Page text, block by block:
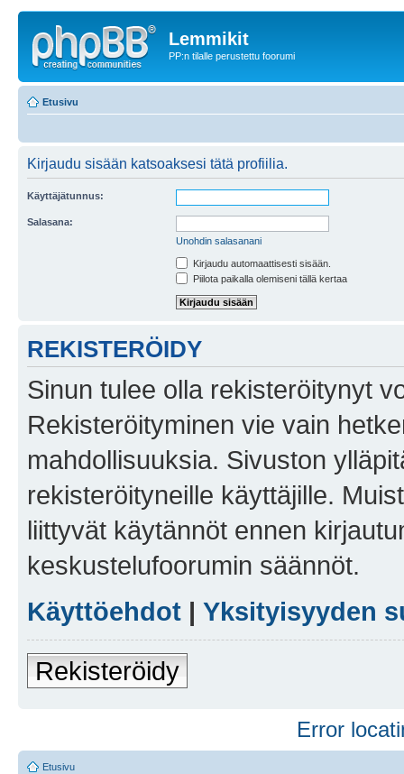
Lemmikit
PP:n tilalle perustettu foorumi
Etusivu
Kirjaudu sisään katsoaksesi tätä profiilia.
Käyttäjätunnus:
Salasana:
Unohdin salasanani
Kirjaudu automaattisesti sisään.
Piilota paikalla olemiseni tällä kertaa
REKISTERÖIDY
Sinun tulee olla rekisteröitynyt
Rekisteröityminen vie vain
mahdollisuuksia. Sivuston
rekisteröityneille käyttäjille.
liittyvät käytännöt ennen
keskustelufoorumin säännöt.
Käyttöehdot | Yksityisyyden
Rekisteröidy
Error
Etusivu